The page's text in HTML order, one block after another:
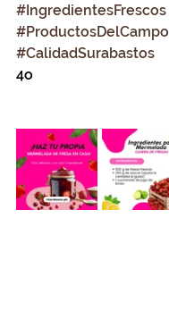
#IngredientesFrescos
#ProductosDelCampo
#CalidadSurabastos
4o